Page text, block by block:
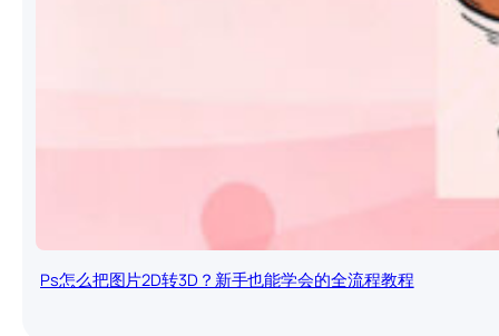
Ps怎么把图片2D转3D？新手也能学会的全流程教程